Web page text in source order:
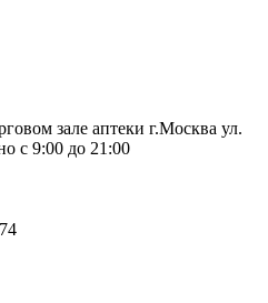
зале аптеки г.Москва ул.
с 9:00 до 21:00